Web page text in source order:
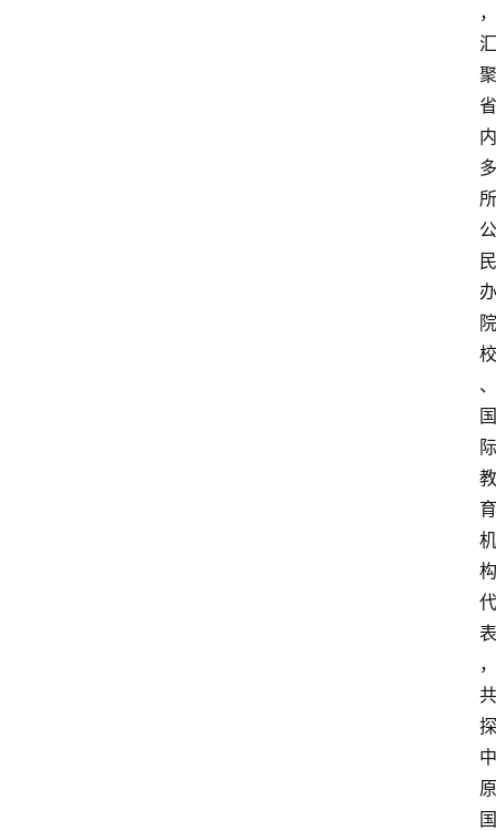
，
汇
聚
省
内
多
所
公
民
办
院
校
、
国
际
教
育
机
构
代
表
，
共
探
中
原
国